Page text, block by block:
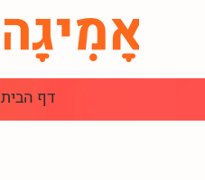
דף הבית